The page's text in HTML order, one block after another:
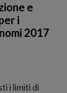
e
i
2017
i limiti di